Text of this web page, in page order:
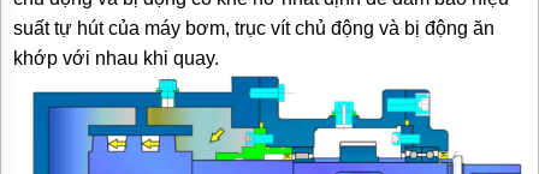
suất tự hút của máy bơm, trục vít chủ động và bị động ăn
khớp với nhau khi quay.